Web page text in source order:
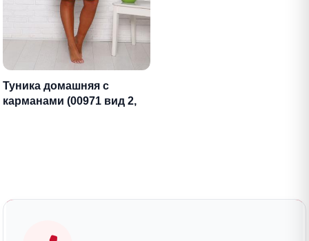
Туника домашняя с
карманами (00971 вид 2,